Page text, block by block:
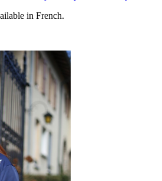
in French.